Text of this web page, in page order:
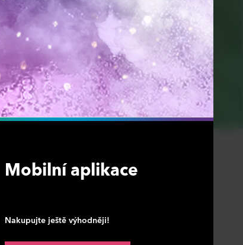
Mobilní aplikace
Nakupujte ještě výhodněji!